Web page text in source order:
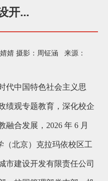
开...
婧 摄影：周钲涵 来源：
代中国特色社会主义思
绩观专题教育，深化校企
融合发展，2026 年 6 月
（北京）克拉玛依校区工
市建设开发有限责任公司